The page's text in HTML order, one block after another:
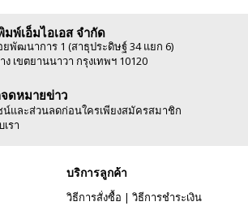
พ์เอ็มไอเอส จำกัด
ยพัฒนาการ 1 (สาธุประดิษฐ์ 34 แยก 6)
ง เขตยานนาวา กรุงเทพฯ 10120
ดหมายข่าว
และส่วนลดก่อนใครเพียงสมัครสมาชิก
รา
บริการลูกค้า
วิธีการสั่งซื้อ | วิธีการชำระเงิน